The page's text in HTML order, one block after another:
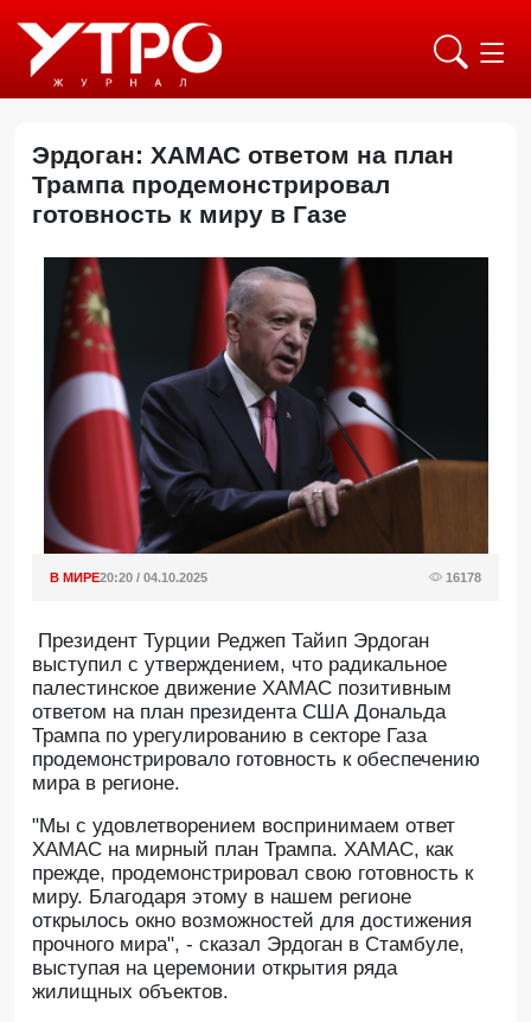
Эрдоган: ХАМАС ответом на план
Трампа продемонстрировал
готовность к миру в Газе
В МИРЕ20:20 / 04.10.2025 16178
Президент Турции Реджеп Тайип Эрдоган
выступил с утверждением, что радикальное
палестинское движение ХАМАС позитивным
ответом на план президента США Дональда
Трампа по урегулированию в секторе Газа
продемонстрировало готовность к обеспечению
мира в регионе.
"Мы с удовлетворением воспринимаем ответ
ХАМАС на мирный план Трампа. ХАМАС, как
прежде, продемонстрировал свою готовность к
миру. Благодаря этому в нашем регионе
открылось окно возможностей для достижения
прочного мира", - сказал Эрдоган в Стамбуле,
выступая на церемонии открытия ряда
жилищных объектов.